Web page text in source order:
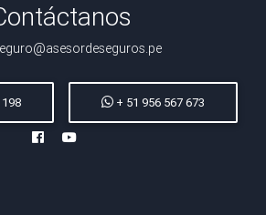
+ 51 956 567 673